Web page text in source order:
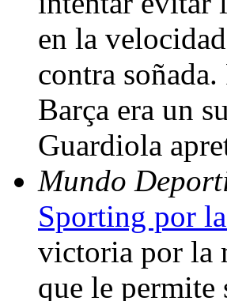
en la
contra
Barça era un
Guardiola
Mundo
Sporting por
victoria por la
que le